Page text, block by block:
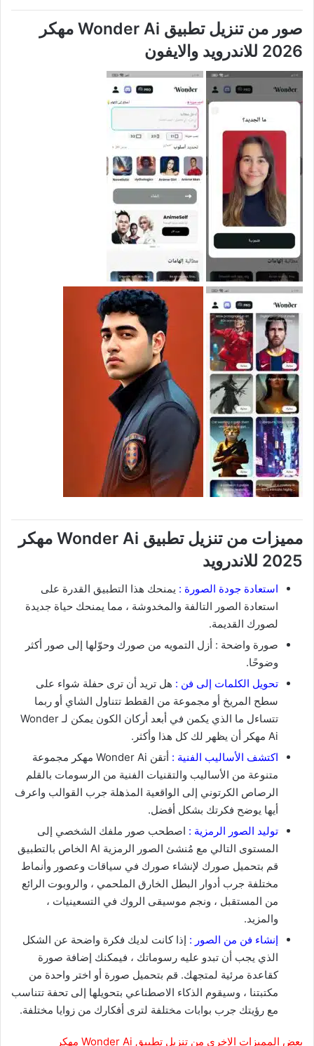
صور من تنزيل تطبيق Wonder Ai مهكر
2026 للاندرويد والايفون
مميزات من تنزيل تطبيق Wonder Ai مهكر
2025 للاندرويد
استعادة جودة الصورة : يمنحك هذا التطبيق القدرة على
استعادة الصور التالفة والمخدوشة ، مما يمنحك حياة جديدة
لصورك القديمة.
صورة واضحة : أزل التمويه من صورك وحوّلها إلى صور أكثر
وضوحًا.
تحويل الكلمات إلى فن : هل تريد أن ترى حفلة شواء على
سطح المريخ أو مجموعة من القطط تتناول الشاي أو ربما
تتساءل ما الذي يكمن في أبعد أركان الكون يمكن لـ Wonder
Ai مهكر أن يظهر لك كل هذا وأكثر.
اكتشف الأساليب الفنية :
أتقن Wonder Ai مهكر مجموعة
متنوعة من الأساليب والتقنيات الفنية من الرسومات بالقلم
الرصاص الكرتوني إلى الواقعية المذهلة جرب القوالب واعرف
أيها يوضح فكرتك بشكل أفضل.
توليد الصور الرمزية : اصطحب صور ملفك الشخصي إلى
المستوى التالي مع مُنشئ الصور الرمزية AI الخاص بالتطبيق
قم بتحميل صورك لإنشاء صورك في سياقات وعصور وأنماط
مختلفة جرب أدوار البطل الخارق الملحمي ، والروبوت الرائع
من المستقبل ، ونجم موسيقى الروك في التسعينيات ،
والمزيد.
إنشاء فن من الصور : إذا كانت لديك فكرة واضحة عن الشكل
الذي يجب أن تبدو عليه رسوماتك ، فيمكنك إضافة صورة
كقاعدة مرئية لمتجهك. قم بتحميل صورة أو اختر واحدة من
مكتبتنا ، وسيقوم الذكاء الاصطناعي بتحويلها إلى تحفة تتناسب
مع رؤيتك جرب بوابات مختلفة لترى أفكارك من زوايا مختلفة.
بعض المميزات الاخري من تنزيل تطبيق Wonder Ai مهكر